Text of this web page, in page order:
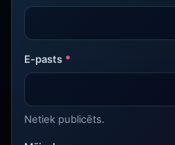
E-pasts *
Netiek publicēts.